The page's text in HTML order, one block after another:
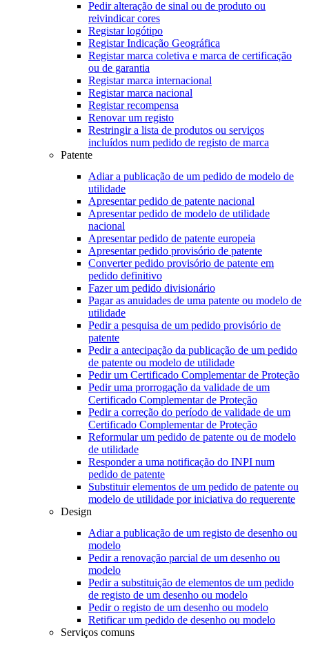
Pedir alteração de sinal ou de produto ou
reivindicar cores
Registar logótipo
Registar Indicação Geográfica
Registar marca coletiva e marca de certificação
ou de garantia
Registar marca internacional
Registar marca nacional
Registar recompensa
Renovar um registo
Restringir a lista de produtos ou serviços
incluídos num pedido de registo de marca
Patente
Adiar a publicação de um pedido de modelo de
utilidade
Apresentar pedido de patente nacional
Apresentar pedido de modelo de utilidade
nacional
Apresentar pedido de patente europeia
Apresentar pedido provisório de patente
Converter pedido provisório de patente em
pedido definitivo
Fazer um pedido divisionário
Pagar as anuidades de uma patente ou modelo de
utilidade
Pedir a pesquisa de um pedido provisório de
patente
Pedir a antecipação da publicação de um pedido
de patente ou modelo de utilidade
Pedir um Certificado Complementar de Proteção
Pedir uma prorrogação da validade de um
Certificado Complementar de Proteção
Pedir a correção do período de validade de um
Certificado Complementar de Proteção
Reformular um pedido de patente ou de modelo
de utilidade
Responder a uma notificação do INPI num
pedido de patente
Substituir elementos de um pedido de patente ou
modelo de utilidade por iniciativa do requerente
Design
Adiar a publicação de um registo de desenho ou
modelo
Pedir a renovação parcial de um desenho ou
modelo
Pedir a substituição de elementos de um pedido
de registo de um desenho ou modelo
Pedir o registo de um desenho ou modelo
Retificar um pedido de desenho ou modelo
Serviços comuns